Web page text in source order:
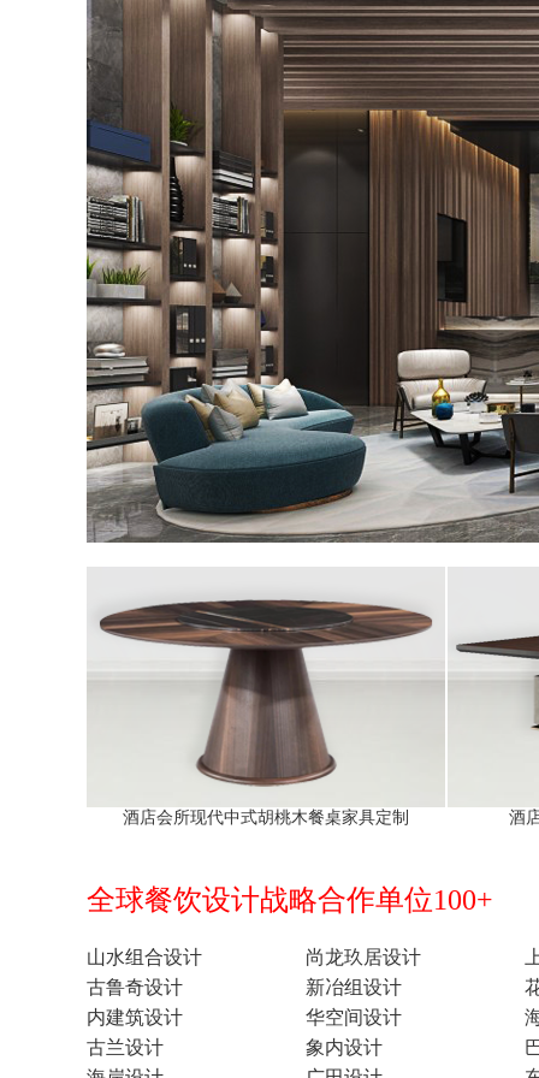
酒店会所现代中式胡桃木餐桌家具定制 酒
全球餐饮设计战略合作单位100+
山水组合设计 尚龙玖居设计
古鲁奇设计
新冶组设计
内建筑设计
华空间设计
古兰设计
象内设计